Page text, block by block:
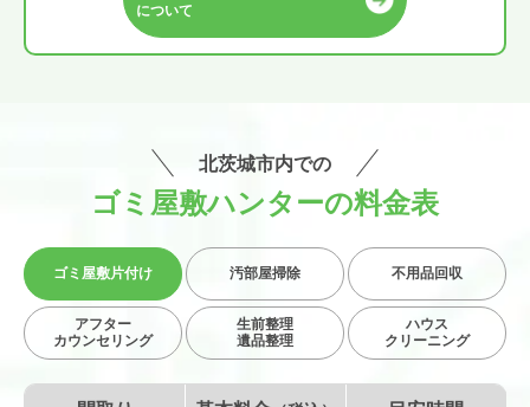
について
北茨城市内での
ゴミ屋敷ハンターの料金表
ゴミ屋敷片付け 汚部屋掃除 不用品回収
アフター
カウンセリング
生前整理
遺品整理
ハウス
クリーニング